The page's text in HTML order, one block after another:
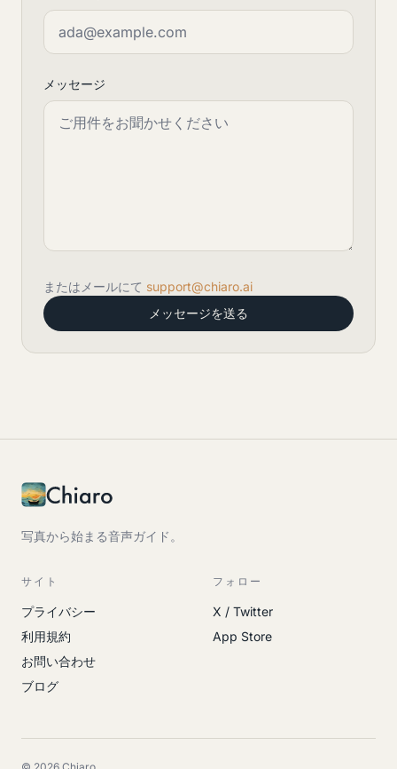
メッセージ
またはメールにて support@chiaro.ai
メッセージを送る
写真から始まる音声ガイド。
サイト
プライバシー
利用規約
お問い合わせ
ブログ
フォロー
X / Twitter
App Store